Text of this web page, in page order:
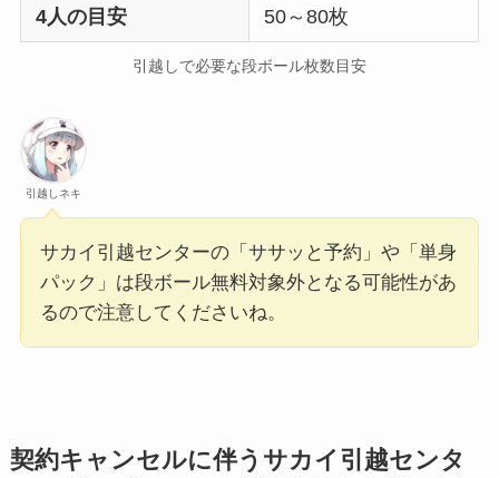
4人の目安 50～80枚
引越しで必要な段ボール枚数目安
引越しネキ
サカイ引越センターの「ササッと予約」や「単身
パック」は段ボール無料対象外となる可能性があ
るので注意してくださいね。
契約キャンセルに伴うサカイ引越センタ